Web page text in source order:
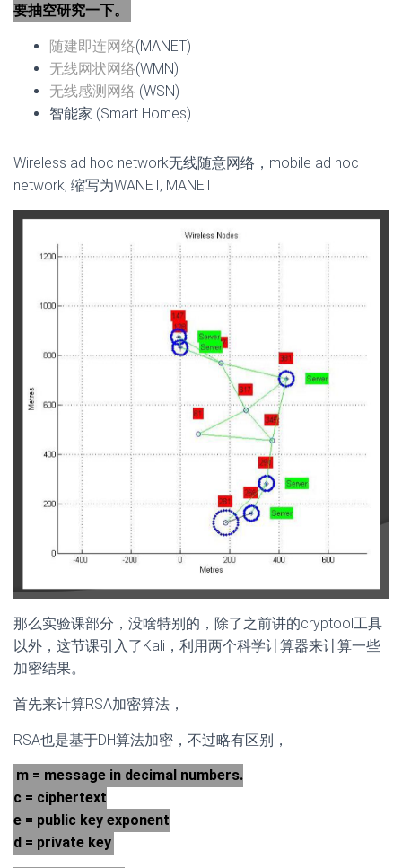
要抽空研究一下。
随建即连网络(MANET)
无线网状网络(WMN)
无线感测网络 (WSN)
智能家 (Smart Homes)
Wireless ad hoc network无线随意网络，mobile ad hoc
network, 缩写为WANET, MANET
那么实验课部分，没啥特别的，除了之前讲的cryptool工具
以外，这节课引入了Kali，利用两个科学计算器来计算一些
加密结果。
首先来计算RSA加密算法，
RSA也是基于DH算法加密，不过略有区别，
m = message in decimal numbers.
c = ciphertext
e = public key exponent
d = private key